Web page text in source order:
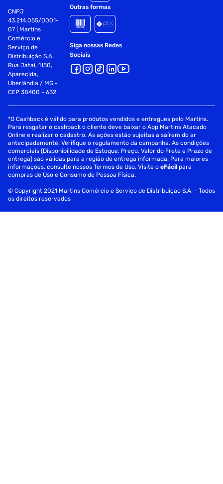
CNPJ
43.214.055/0001-
07 | Martins
Comércio e
Serviço de
Distribuição S.A.
Rua Jataí, 1150,
Aparecida,
Uberlândia / MG -
CEP 38400 - 632
Outras formas
Siga nossas Redes
Sociais
*O Cashback é válido para produtos vendidos e entregues pelo Martins.
Para resgatar o cashback o cliente deve baixar o App Martins Atacado
Online e realizar o cadastro. As ações estão sujeitas a saírem do ar
antecipadamente. Verifique o regulamento da campanha. As condições
comerciais (Disponibilidade de Estoque, Preço, Valor do Frete e Prazo de
entrega) são válidas para a região de entrega informada. Para maiores
informações, consulte nossos Termos de Uso. Visite oeFácil para
compras de Uso e Consumo de Pessoa Física.
© Copyright 2021 Martins Comércio e Serviço de Distribuição S.A. - Todos
os direitos reservados